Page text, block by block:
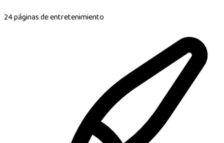
24 páginas de entretenimiento